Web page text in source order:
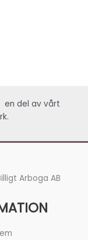
en del av vårt
Arboga AB